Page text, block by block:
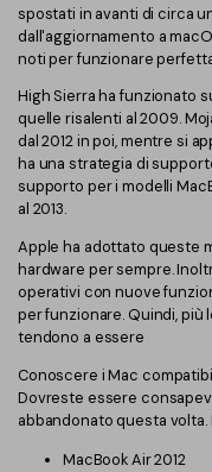
Traduzione PDF
Controllo
Chat con
Rilevatore di
Leggi PDF con
Chat con
Tutte Le Funzionalità
Recensioni di clienti
Confronto dei
Guida utente
PDFelement per
PDFelement per iOS
PDFelement per
Support
Contatta il supporto
spostati in avanti di circa
dall'aggiornamento a
noti per funzionare
High Sierra ha funzionato
quelle risalenti al 2009.
dal 2012 in poi, mentre si
ha una strategia di
supporto per i modelli
al 2013.
Apple ha adottato queste
hardware per sempre.
operativi con nuove
per funzionare. Quindi,
tendono a essere
Conoscere i Mac
Dovreste essere
abbandonato questa
MacBook Air 2012